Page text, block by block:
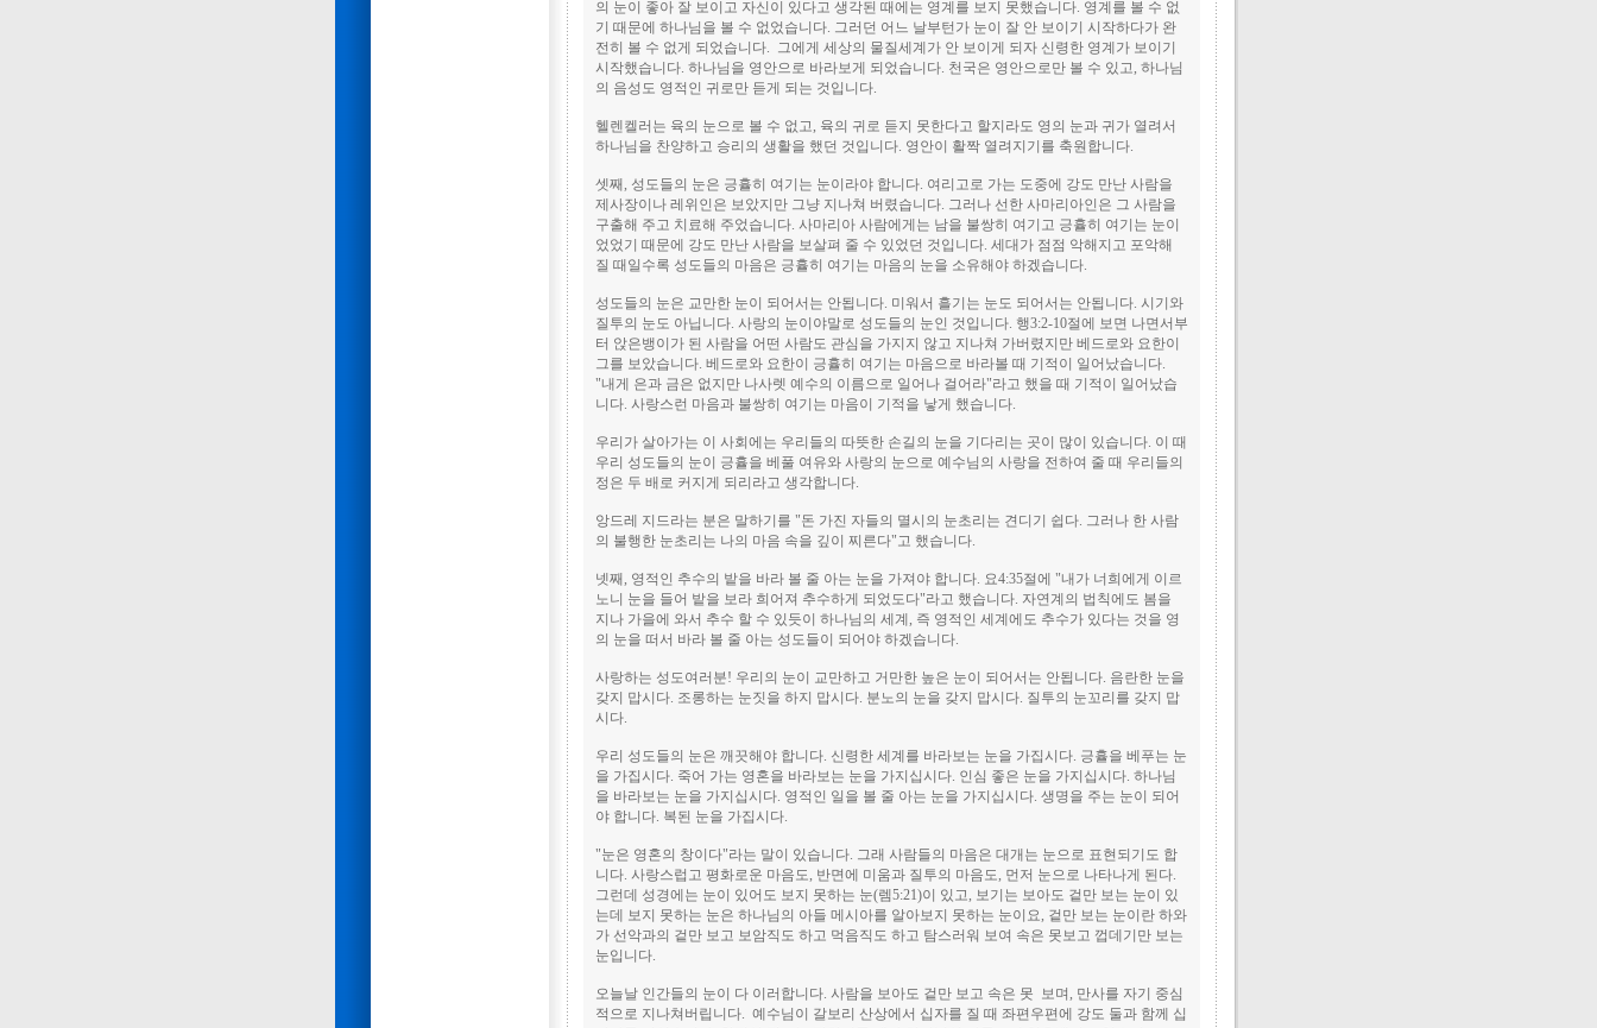
의 눈이 좋아 잘 보이고 자신이 있다고 생각된 때에는 영계를 보지 못했습니다. 영계를 볼 수 없
기 때문에 하나님을 볼 수 없었습니다. 그러던 어느 날부턴가 눈이 잘 안 보이기 시작하다가 완
전히 볼 수 없게 되었습니다. 그에게 세상의 물질세계가 안 보이게 되자 신령한 영계가 보이기
시작했습니다. 하나님을 영안으로 바라보게 되었습니다. 천국은 영안으로만 볼 수 있고, 하나님
의 음성도 영적인 귀로만 듣게 되는 것입니다.
헬렌켈러는 육의 눈으로 볼 수 없고, 육의 귀로 듣지 못한다고 할지라도 영의 눈과 귀가 열려서
하나님을 찬양하고 승리의 생활을 했던 것입니다. 영안이 활짝 열려지기를 축원합니다.
셋째, 성도들의 눈은 긍휼히 여기는 눈이라야 합니다. 여리고로 가는 도중에 강도 만난 사람을
제사장이나 레위인은 보았지만 그냥 지나쳐 버렸습니다. 그러나 선한 사마리아인은 그 사람을
구출해 주고 치료해 주었습니다. 사마리아 사람에게는 남을 불쌍히 여기고 긍휼히 여기는 눈이
었었기 때문에 강도 만난 사람을 보살펴 줄 수 있었던 것입니다. 세대가 점점 악해지고 포악해
질 때일수록 성도들의 마음은 긍휼히 여기는 마음의 눈을 소유해야 하겠습니다.
성도들의 눈은 교만한 눈이 되어서는 안됩니다. 미워서 흘기는 눈도 되어서는 안됩니다. 시기와
질투의 눈도 아닙니다. 사랑의 눈이야말로 성도들의 눈인 것입니다. 행3:2-10절에 보면 나면서부
터 앉은뱅이가 된 사람을 어떤 사람도 관심을 가지지 않고 지나쳐 가버렸지만 베드로와 요한이
그를 보았습니다. 베드로와 요한이 긍휼히 여기는 마음으로 바라볼 때 기적이 일어났습니다.
"내게 은과 금은 없지만 나사렛 예수의 이름으로 일어나 걸어라"라고 했을 때 기적이 일어났습
니다. 사랑스런 마음과 불쌍히 여기는 마음이 기적을 낳게 했습니다.
우리가 살아가는 이 사회에는 우리들의 따뜻한 손길의 눈을 기다리는 곳이 많이 있습니다. 이 때
우리 성도들의 눈이 긍휼을 베풀 여유와 사랑의 눈으로 예수님의 사랑을 전하여 줄 때 우리들의
정은 두 배로 커지게 되리라고 생각합니다.
앙드레 지드라는 분은 말하기를 "돈 가진 자들의 멸시의 눈초리는 견디기 쉽다. 그러나 한 사람
의 불행한 눈초리는 나의 마음 속을 깊이 찌른다"고 했습니다.
넷째, 영적인 추수의 밭을 바라 볼 줄 아는 눈을 가져야 합니다. 요4:35절에 "내가 너희에게 이르
노니 눈을 들어 밭을 보라 희어져 추수하게 되었도다"라고 했습니다. 자연계의 법칙에도 봄을
지나 가을에 와서 추수 할 수 있듯이 하나님의 세계, 즉 영적인 세계에도 추수가 있다는 것을 영
의 눈을 떠서 바라 볼 줄 아는 성도들이 되어야 하겠습니다.
사랑하는 성도여러분! 우리의 눈이 교만하고 거만한 높은 눈이 되어서는 안됩니다. 음란한 눈을
갖지 맙시다. 조롱하는 눈짓을 하지 맙시다. 분노의 눈을 갖지 맙시다. 질투의 눈꼬리를 갖지 맙
시다.
우리 성도들의 눈은 깨끗해야 합니다. 신령한 세계를 바라보는 눈을 가집시다. 긍휼을 베푸는 눈
을 가집시다. 죽어 가는 영혼을 바라보는 눈을 가지십시다. 인심 좋은 눈을 가지십시다. 하나님
을 바라보는 눈을 가지십시다. 영적인 일을 볼 줄 아는 눈을 가지십시다. 생명을 주는 눈이 되어
야 합니다. 복된 눈을 가집시다.
"눈은 영혼의 창이다"라는 말이 있습니다. 그래 사람들의 마음은 대개는 눈으로 표현되기도 합
니다. 사랑스럽고 평화로운 마음도, 반면에 미움과 질투의 마음도, 먼저 눈으로 나타나게 된다.
그런데 성경에는 눈이 있어도 보지 못하는 눈(렘5:21)이 있고, 보기는 보아도 겉만 보는 눈이 있
는데 보지 못하는 눈은 하나님의 아들 메시아를 알아보지 못하는 눈이요, 겉만 보는 눈이란 하와
가 선악과의 겉만 보고 보암직도 하고 먹음직도 하고 탐스러워 보여 속은 못보고 껍데기만 보는
눈입니다.
오늘날 인간들의 눈이 다 이러합니다. 사람을 보아도 겉만 보고 속은 못 보며, 만사를 자기 중심
적으로 지나쳐버립니다. 예수님이 갈보리 산상에서 십자를 질 때 좌편우편에 강도 둘과 함께 십